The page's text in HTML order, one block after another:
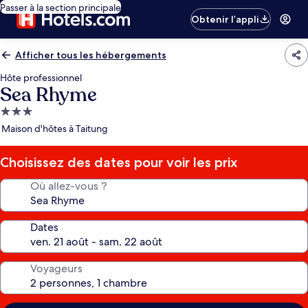
Passer à la section principale
Obtenir l’appli
Afficher tous les hébergements
Hôte professionnel
Sea Rhyme
Hébergement
3.0 étoiles
Maison d'hôtes à Taitung
Choisissez des dates pour voir les prix
Où allez-vous ?
Dates
Voyageurs